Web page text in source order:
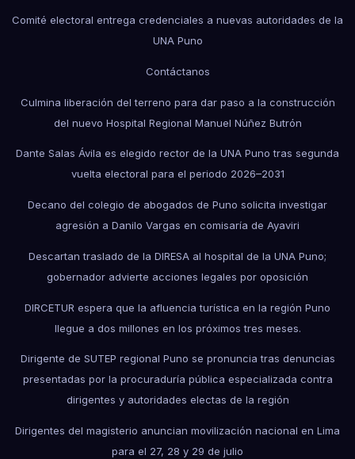
Comité electoral entrega credenciales a nuevas autoridades de la
UNA Puno
Contáctanos
Culmina liberación del terreno para dar paso a la construcción
del nuevo Hospital Regional Manuel Núñez Butrón
Dante Salas Ávila es elegido rector de la UNA Puno tras segunda
vuelta electoral para el periodo 2026–2031
Decano del colegio de abogados de Puno solicita investigar
agresión a Danilo Vargas en comisaría de Ayaviri
Descartan traslado de la DIRESA al hospital de la UNA Puno;
gobernador advierte acciones legales por oposición
DIRCETUR espera que la afluencia turística en la región Puno
llegue a dos millones en los próximos tres meses.
Dirigente de SUTEP regional Puno se pronuncia tras denuncias
presentadas por la procuraduría pública especializada contra
dirigentes y autoridades electas de la región
Dirigentes del magisterio anuncian movilización nacional en Lima
para el 27, 28 y 29 de julio